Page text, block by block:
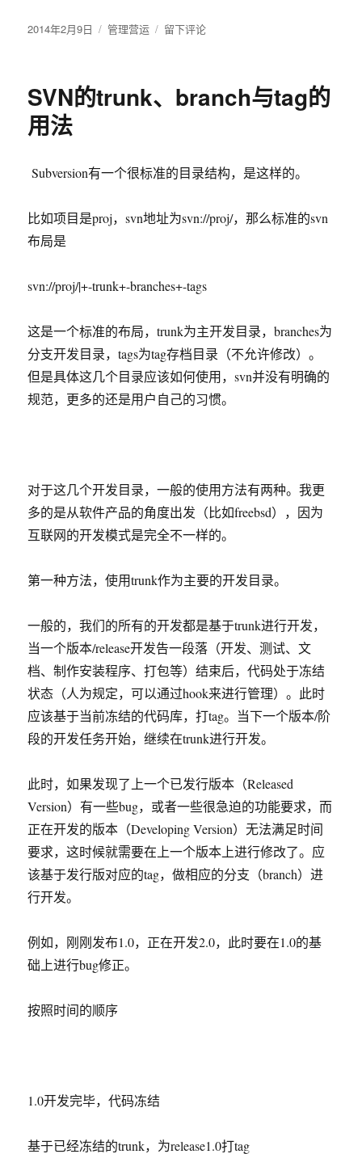
发
2014年2月9日
分
管理营运
于
免
费
目
件
留下评论
SVN的trunk、branch与tag的
用法
Subversion有一个很标准的目录结构，是这样的。
比如项目是proj，svn地址为svn://proj/，那么标准的svn
布局是
svn://proj/|+-trunk+-branches+-tags
这是一个标准的布局，trunk为主开发目录，branches为
分支开发目录，tags为tag存档目录（不允许修改）。
但是具体这几个目录应该如何使用，svn并没有明确的
规范，更多的还是用户自己的习惯。
对于这几个开发目录，一般的使用方法有两种。我更
多的是从软件产品的角度出发（比如freebsd），因为
互联网的开发模式是完全不一样的。
第一种方法，使用trunk作为主要的开发目录。
一般的，我们的所有的开发都是基于trunk进行开发，
当一个版本/release开发告一段落（开发、测试、文
档、制作安装程序、打包等）结束后，代码处于冻结
状态（人为规定，可以通过hook来进行管理）。此时
应该基于当前冻结的代码库，打tag。当下一个版本/阶
段的开发任务开始，继续在trunk进行开发。
此时，如果发现了上一个已发行版本（Released
Version）有一些bug，或者一些很急迫的功能要求，而
正在开发的版本（Developing Version）无法满足时间
要求，这时候就需要在上一个版本上进行修改了。应
该基于发行版对应的tag，做相应的分支（branch）进
行开发。
例如，刚刚发布1.0，正在开发2.0，此时要在1.0的基
础上进行bug修正。
按照时间的顺序
1.0开发完毕，代码冻结
基于已经冻结的trunk，为release1.0打tag